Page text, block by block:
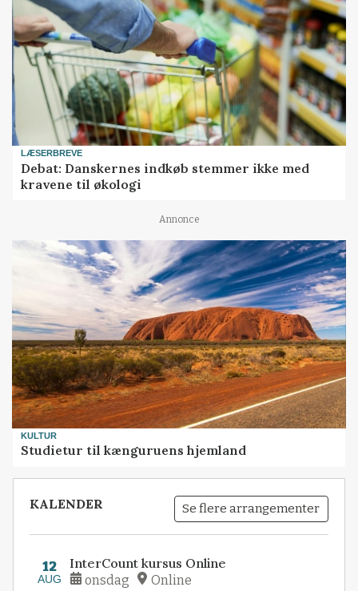
LÆSERBREVE
Debat: Danskernes indkøb stemmer ikke med
kravene til økologi
Annonce
KULTUR
Studietur til kænguruens hjemland
KALENDER Se flere arrangementer
12
AUG
InterCount kursus Online
onsdag Online